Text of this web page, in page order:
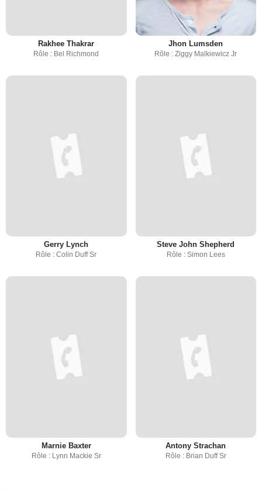
Rakhee Thakrar
Rôle : Bel Richmond
Jhon Lumsden
Rôle : Ziggy Malkiewicz Jr
Gerry Lynch
Rôle : Colin Duff Sr
Steve John Shepherd
Rôle : Simon Lees
Marnie Baxter
Rôle : Lynn Mackie Sr
Antony Strachan
Rôle : Brian Duff Sr